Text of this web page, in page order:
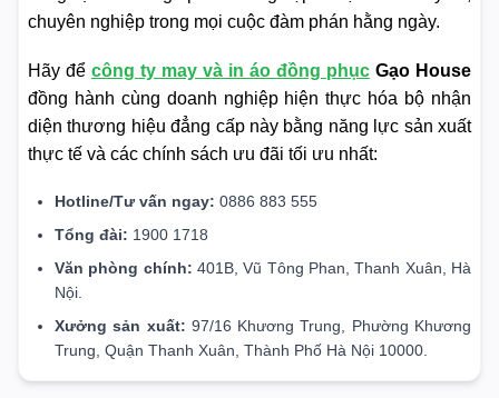
chuyên nghiệp trong mọi cuộc đàm phán hằng ngày.
Hãy để công ty may và in áo đồng phục Gạo House
đồng hành cùng doanh nghiệp hiện thực hóa bộ nhận
diện thương hiệu đẳng cấp này bằng năng lực sản xuất
thực tế và các chính sách ưu đãi tối ưu nhất:
Hotline/Tư vấn ngay: 0886 883 555
Tổng đài: 1900 1718
Văn phòng chính: 401B, Vũ Tông Phan, Thanh Xuân, Hà
Nội.
Xưởng sản xuất: 97/16 Khương Trung, Phường Khương
Trung, Quận Thanh Xuân, Thành Phố Hà Nội 10000.